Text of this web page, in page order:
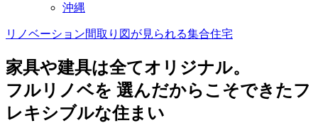
沖縄
リノベーション間取り図が見られる集合住宅
家具や建具は全てオリジナル。
フルリノベを 選んだからこそできたフ
レキシブルな住まい